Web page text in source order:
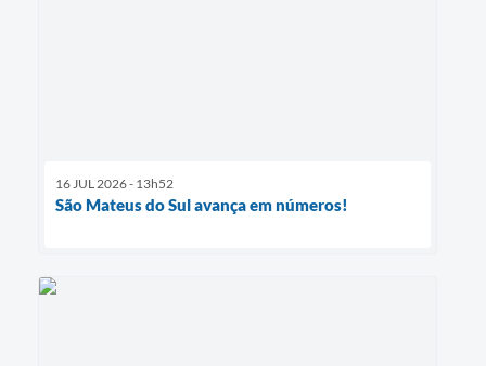
16 JUL 2026 - 13h52
São Mateus do Sul avança em números!